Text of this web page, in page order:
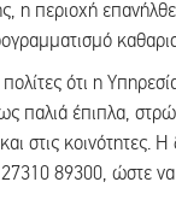
η περιοχή
ότι η
παλιά έπιπλα,
στις κοινότητες. Η
89300, ώστε